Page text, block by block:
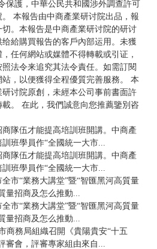
護，中華公民共和國涉外調查許可
本報告由中商產業研讨院出品，報
。本報告是中商產業研讨院的研讨
給購買報告的客戶內部运用。未獲
任何網站或媒體不得轉載或引证，
法令来追究其法令責任。如需訂閱
，以便獲得全程優質完善服務。 本
讨院原創，未經本公司事前書面許
。 在此，我們誠意向您推薦鑒別咨
隊伍才能提高培訓班開講。中商產
班學員作“全國統一大市...
隊伍才能提高培訓班開講。中商產
班學員作“全國統一大市...
“業務大講堂”暨“智匯黑河高質量
量招商及怎么推動...
“業務大講堂”暨“智匯黑河高質量
量招商及怎么推動...
務局組織召開《貴陽貴安“十五
審會，評審專家組由來自...